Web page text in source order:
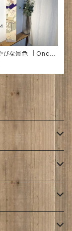
びな景色 ｜Once
in Japan... 古